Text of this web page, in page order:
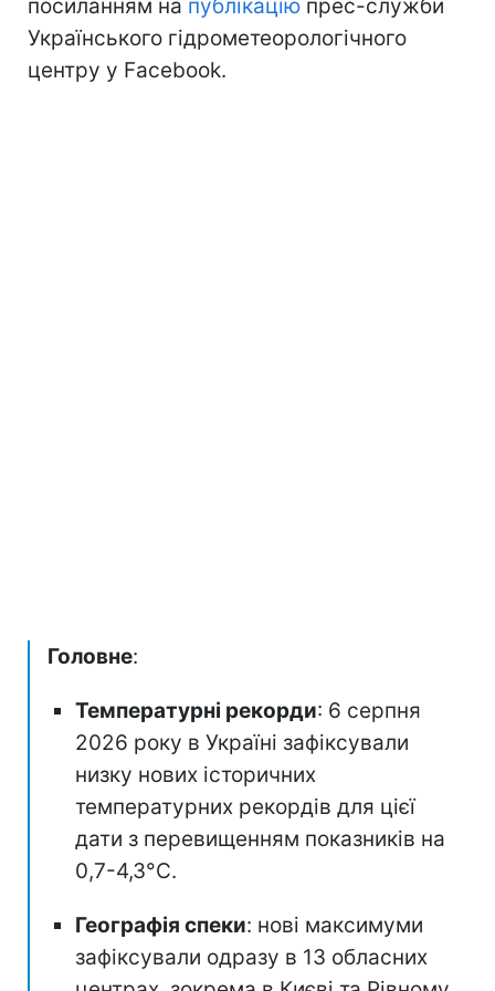
посиланням на публікацію прес-служби
Українського гідрометеорологічного
центру у Facebook.
Головне:
Температурні рекорди: 6 серпня
2026 року в Україні зафіксували
низку нових історичних
температурних рекордів для цієї
дати з перевищенням показників на
0,7-4,3°C.
Географія спеки: нові максимуми
зафіксували одразу в 13 обласних